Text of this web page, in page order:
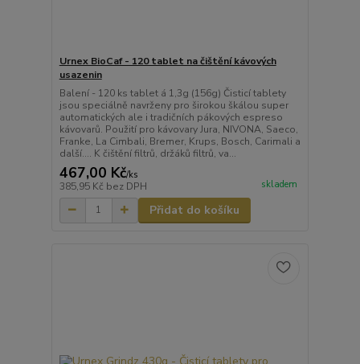
Urnex BioCaf - 120 tablet na čištění kávových
usazenin
Balení - 120 ks tablet á 1,3g (156g) Čisticí tablety
jsou speciálně navrženy pro širokou škálou super
automatických ale i tradičních pákových espreso
kávovarů. Použití pro kávovary Jura, NIVONA, Saeco,
Franke, La Cimbali, Bremer, Krups, Bosch, Carimali a
další.... K čištění filtrů, držáků filtrů, va...
467,00 Kč/ks
385,95 Kč bez DPH skladem
Přidat do košíku